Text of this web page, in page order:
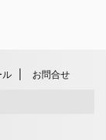
ル お問合せ